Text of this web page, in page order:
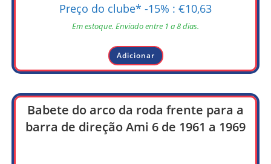
Preço do clube* -15% : €10,63
Em estoque. Enviado entre 1 a 8 dias.
Adicionar
Babete do arco da roda frente para a
barra de direção Ami 6 de 1961 a 1969